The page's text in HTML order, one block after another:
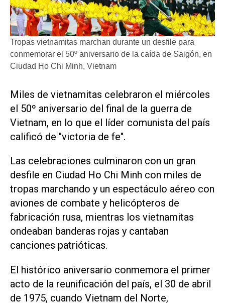
Tropas vietnamitas marchan durante un desfile para
conmemorar el 50º aniversario de la caída de Saigón, en
Ciudad Ho Chi Minh, Vietnam
Miles de vietnamitas celebraron el miércoles
el 50º aniversario del final de la guerra de
Vietnam, en lo que el líder comunista del país
calificó de "victoria de fe".
Las celebraciones culminaron con un gran
desfile en Ciudad Ho Chi Minh con miles de
tropas marchando y un espectáculo aéreo con
aviones de combate y helicópteros de
fabricación rusa, mientras los vietnamitas
ondeaban banderas rojas y cantaban
canciones patrióticas.
El histórico aniversario conmemora el primer
acto de la reunificación del país, el 30 de abril
de 1975, cuando Vietnam del Norte,